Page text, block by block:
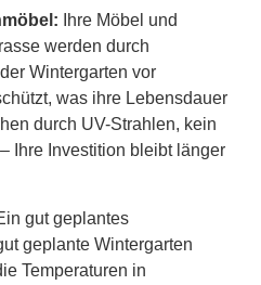
Ihre Möbel und
werden durch
Wintergarten vor
was ihre Lebensdauer
durch UV-Strahlen, kein
Ihre Investition bleibt länger
gut geplantes
geplante Wintergarten
Temperaturen in